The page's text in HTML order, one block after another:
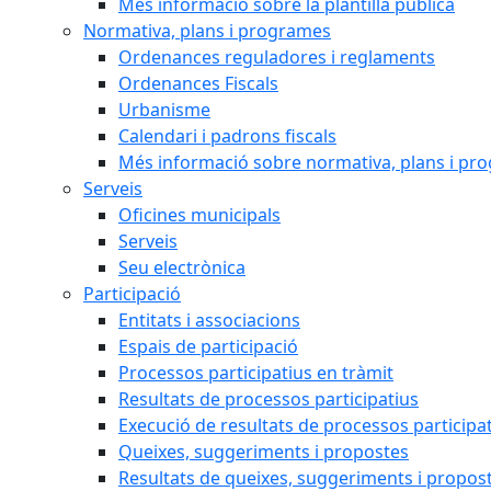
Normativa, plans i programes
Ordenances reguladores i reglaments
Ordenances Fiscals
Urbanisme
Calendari i padrons fiscals
Més informació sobre normativa, plans i
Serveis
Oficines municipals
Serveis
Seu electrònica
Participació
Entitats i associacions
Espais de participació
Processos participatius en tràmit
Resultats de processos participatius
Execució de resultats de processos
Queixes, suggeriments i propostes
Resultats de queixes, suggeriments i